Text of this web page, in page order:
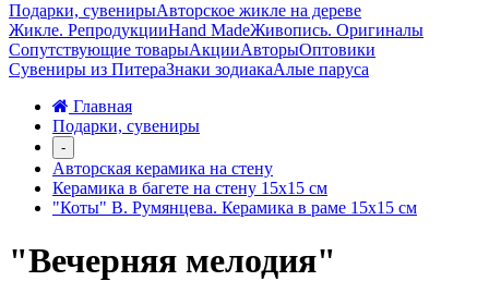
Подарки, сувенирыАвторское жикле на дереве
Жикле. РепродукцииHand MadeЖивопись. Оригиналы
Сопутствующие товарыАкцииАвторыОптовики
Сувениры из ПитераЗнаки зодиакаАлые паруса
Главная
Подарки, сувениры
-
Авторская керамика на стену
Керамика в багете на стену 15х15 см
"Коты" В. Румянцева. Керамика в раме 15х15 см
"Вечерняя мелодия"